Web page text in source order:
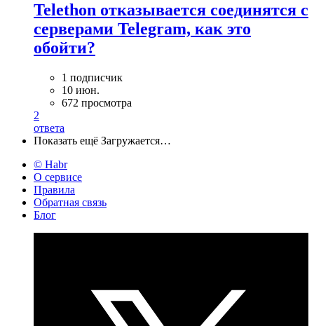
Telethon отказывается соединятся с
серверами Telegram, как это
обойти?
1 подписчик
10 июн.
672 просмотра
2
ответа
Показать ещё Загружается…
© Habr
О сервисе
Правила
Обратная связь
Блог